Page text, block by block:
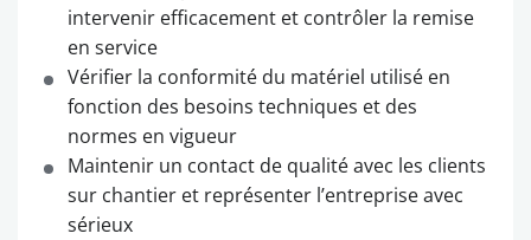
intervenir efficacement et contrôler la remise
en service
Vérifier la conformité du matériel utilisé en
fonction des besoins techniques et des
normes en vigueur
Maintenir un contact de qualité avec les clients
sur chantier et représenter l’entreprise avec
sérieux